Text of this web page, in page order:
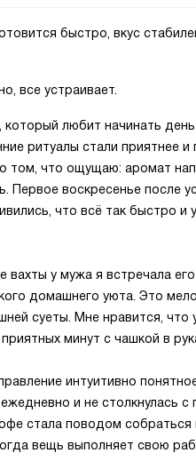
быстро, вкус
все устраивает.
который любит начинать
ритуалы стали приятнее
том, что ощущаю: аромат
Первое воскресенье после
что всё так быстро
вахты у мужа я встречала
домашнего уюта. Это
суеты. Мне нравится,
минут с чашкой в
интуитивно
и не столкнулась
стала поводом
вещь выполняет свою